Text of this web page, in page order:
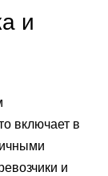
и
включает в
и